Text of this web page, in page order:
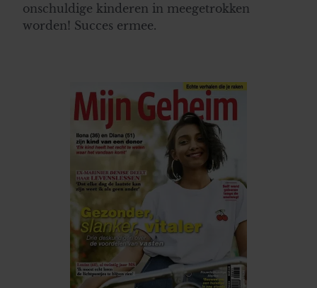
onschuldige kinderen in meegetrokken
worden! Succes ermee.